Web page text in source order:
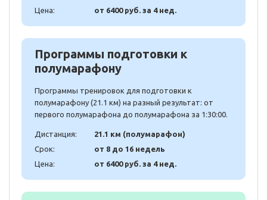
Цена: от 6400 руб. за 4 нед.
Программы подготовки к
полумарафону
Программы тренировок для подготовки к
полумарафону (21.1 км) на разный результат: от
первого полумарафона до полумарафона за 1:30:00.
Дистанция:
21.1 км (полумарафон)
Срок:
от 8 до 16 недель
Цена:
от 6400 руб. за 4 нед.